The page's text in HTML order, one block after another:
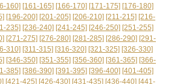
160] [161-165] [166-170] [171-175] [176-180]
[196-200] [201-205] [206-210] [211-215] [216-
235] [236-240] [241-245] [246-250] [251-255]
[271-275] [276-280] [281-285] [286-290] [291-
310] [311-315] [316-320] [321-325] [326-330]
[346-350] [351-355] [356-360] [361-365] [366-
385] [386-390] [391-395] [396-400] [401-405]
[421-425] [426-430] [431-435] [436-440] [441-